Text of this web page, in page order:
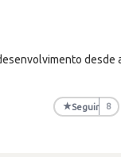
desde
★Seguir 8